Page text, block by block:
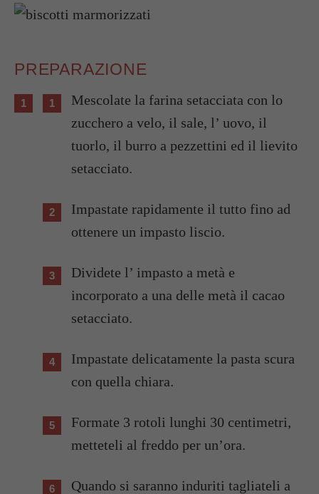
PREPARAZIONE
Mescolate la farina setacciata con lo
zucchero a velo, il sale, l’ uovo, il
tuorlo, il burro a pezzettini ed il lievito
setacciato.
Impastate rapidamente il tutto fino ad
ottenere un impasto liscio.
Dividete l’ impasto a metà e
incorporato a una delle metà il cacao
setacciato.
Impastate delicatamente la pasta scura
con quella chiara.
Formate 3 rotoli lunghi 30 centimetri,
metteteli al freddo per un’ora.
Quando si saranno induriti tagliateli a